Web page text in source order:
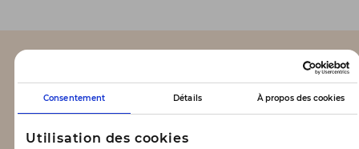
Consentement Détails À propos des cookies
Utilisation des cookies
CLAQUETTES MARKET